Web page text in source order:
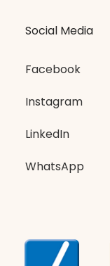
Social Media
Facebook
Instagram
LinkedIn
WhatsApp